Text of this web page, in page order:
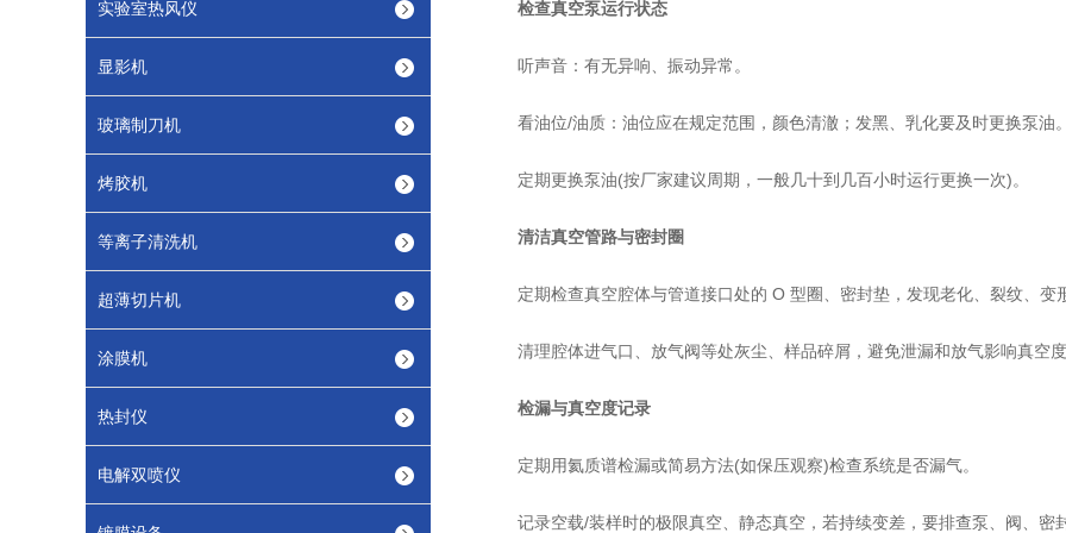
实验室热风仪
显影机
玻璃制刀机
烤胶机
等离子清洗机
超薄切片机
涂膜机
热封仪
电解双喷仪
检查真空泵运行状态
听声音：有无异响、振动异常。
看油位/油质：油位应在规定范围，颜色清澈；发黑、乳化要及时更换泵油。
定期更换泵油(按厂家建议周期，一般几十到几百小时运行更换一次)。
清洁真空管路与密封圈
定期检查真空腔体与管道接口处的 O 型圈、密封垫，发现老化、裂纹、变
清理腔体进气口、放气阀等处灰尘、样品碎屑，避免泄漏和放气影响真空度
检漏与真空度记录
定期用氦质谱检漏或简易方法(如保压观察)检查系统是否漏气。
记录空载/装样时的极限真空、静态真空，若持续变差，要排查泵、阀、密封